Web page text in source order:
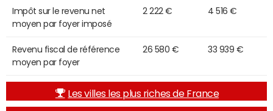
Impôt sur le revenu net
moyen par foyer imposé
2 222 € 4 516 €
Revenu fiscal de référence
moyen par foyer
26 580 € 33 939 €
Les villes les plus riches de France